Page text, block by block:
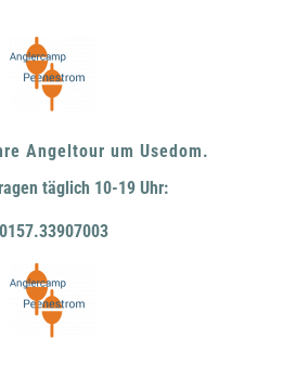
Angeltour um Usedom.
täglich 10-19 Uhr:
0157.33907003